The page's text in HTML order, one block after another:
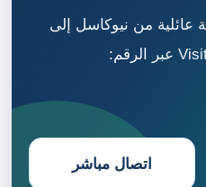
من نيوكاسل إلى
اتصال مباشر